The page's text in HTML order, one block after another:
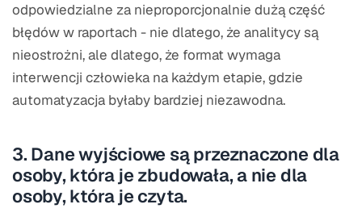
odpowiedzialne za nieproporcjonalnie dużą część
błędów w raportach - nie dlatego, że analitycy są
nieostrożni, ale dlatego, że format wymaga
interwencji człowieka na każdym etapie, gdzie
automatyzacja byłaby bardziej niezawodna.
3. Dane wyjściowe są przeznaczone dla
osoby, która je zbudowała, a nie dla
osoby, która je czyta.